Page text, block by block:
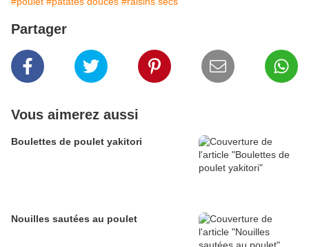
Partager
Vous aimerez aussi
Boulettes de poulet yakitori
Nouilles sautées au poulet